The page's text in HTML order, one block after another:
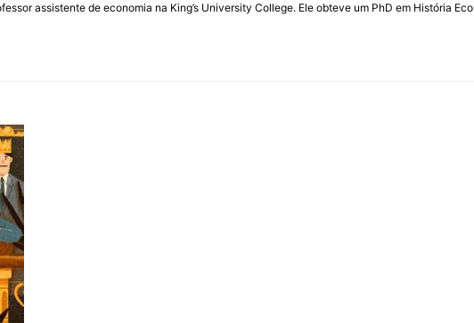
assistente de economia na King’s University College. Ele obteve um PhD em História